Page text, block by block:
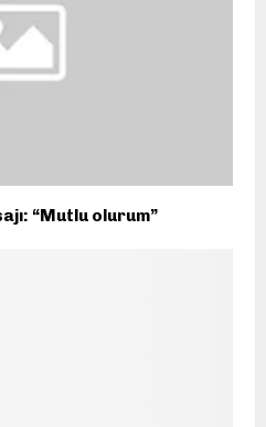
“Mutlu olurum”